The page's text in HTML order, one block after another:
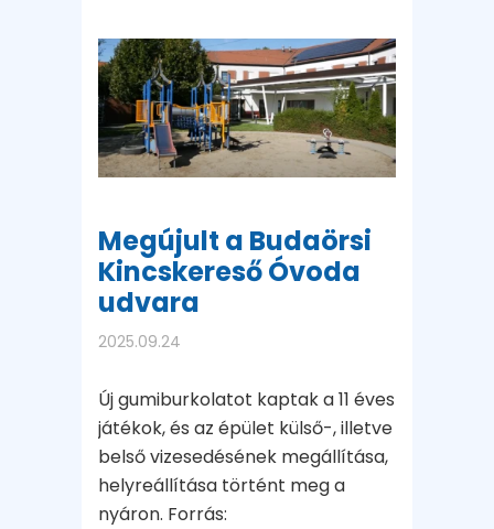
Megújult a Budaörsi
Kincskereső Óvoda
udvara
2025.09.24
Új gumiburkolatot kaptak a 11 éves
játékok, és az épület külső-, illetve
belső vizesedésének megállítása,
helyreállítása történt meg a
nyáron. Forrás: